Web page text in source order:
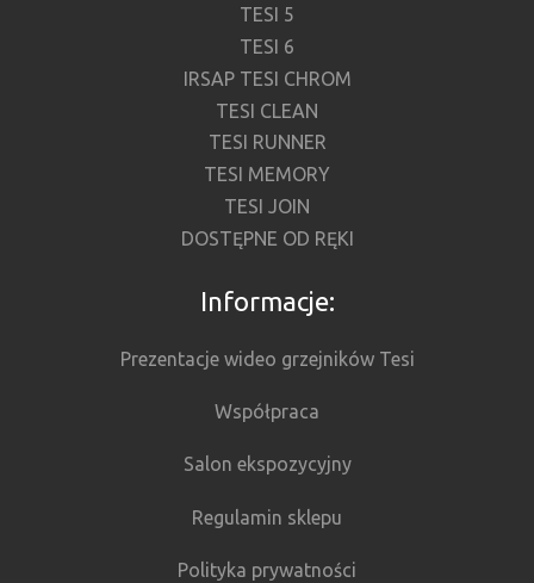
TESI 5
TESI 6
IRSAP TESI CHROM
TESI CLEAN
TESI RUNNER
TESI MEMORY
TESI JOIN
DOSTĘPNE OD RĘKI
Informacje:
Prezentacje wideo grzejników Tesi
Współpraca
Salon ekspozycyjny
Regulamin sklepu
Polityka prywatności